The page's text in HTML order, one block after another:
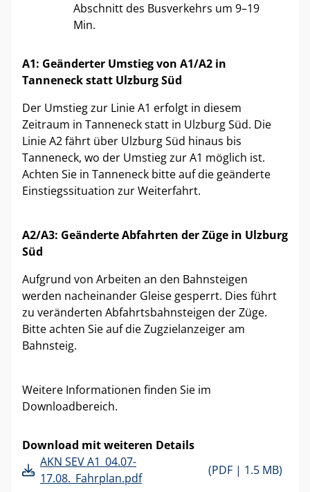
Abschnitt des Busverkehrs um 9–19
Min.
A1: Geänderter Umstieg von A1/A2 in
Tanneneck statt Ulzburg Süd
Der Umstieg zur Linie A1 erfolgt in diesem
Zeitraum in Tanneneck statt in Ulzburg Süd. Die
Linie A2 fährt über Ulzburg Süd hinaus bis
Tanneneck, wo der Umstieg zur A1 möglich ist.
Achten Sie in Tanneneck bitte auf die geänderte
Einstiegssituation zur Weiterfahrt.
A2/A3: Geänderte Abfahrten der Züge in Ulzburg
Süd
Aufgrund von Arbeiten an den Bahnsteigen
werden nacheinander Gleise gesperrt. Dies führt
zu veränderten Abfahrtsbahnsteigen der Züge.
Bitte achten Sie auf die Zugzielanzeiger am
Bahnsteig.
Weitere Informationen finden Sie im
Downloadbereich.
Download mit weiteren Details
AKN SEV A1_04.07-
17.08._Fahrplan.pdf
(PDF | 1.5 MB)